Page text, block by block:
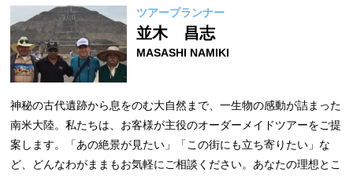
ツアープランナー
並木 昌志
MASASHI NAMIKI
神秘の古代遺跡から息をのむ大自然まで、一生物の感動が詰まった
南米大陸。私たちは、お客様が主役のオーダーメイドツアーをご提
案します。「あの絶景が見たい」「この街にも立ち寄りたい」な
ど、どんなわがままもお気軽にご相談ください。あなたの理想とこ